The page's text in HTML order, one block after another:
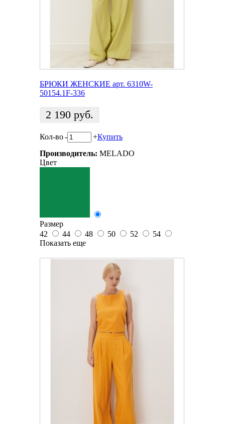
БРЮКИ ЖЕНСКИЕ арт. 6310W-
50154.1F-336
2 190 руб.
Кол-во- +Купить
Производитель: MELADO
Цвет
Размер
42
44 48 50 52
54
Показать еще